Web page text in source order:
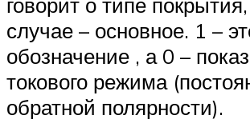
случае – основное. 1 –
обозначение , а 0 –
токового режима
обратной полярности).